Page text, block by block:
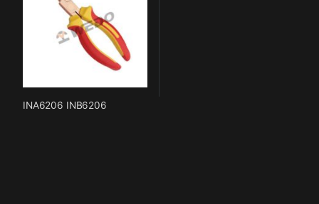
INA6206 INB6206